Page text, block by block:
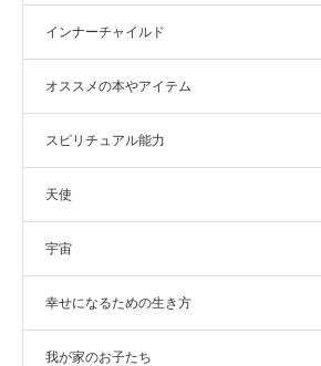
インナーチャイルド
オススメの本やアイテム
スピリチュアル能力
天使
宇宙
幸せになるための生き方
我が家のお子たち